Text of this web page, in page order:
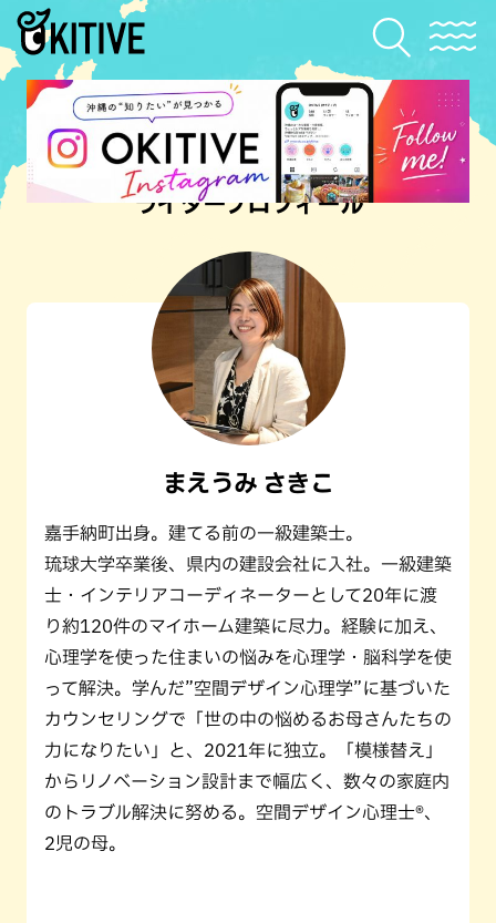
ライタープロフィール
まえうみ さきこ
嘉手納町出身。建てる前の一級建築士。
琉球大学卒業後、県内の建設会社に入社。一級建築
士・インテリアコーディネーターとして20年に渡
り約120件のマイホーム建築に尽力。経験に加え、
心理学を使った住まいの悩みを心理学・脳科学を使
って解決。学んだ”空間デザイン心理学”に基づいた
カウンセリングで「世の中の悩めるお母さんたちの
力になりたい」と、2021年に独立。「模様替え」
からリノベーション設計まで幅広く、数々の家庭内
のトラブル解決に努める。空間デザイン心理士®、
2児の母。